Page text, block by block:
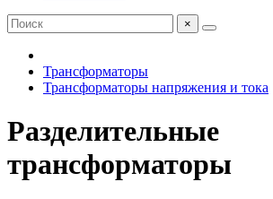
×
Трансформаторы
Трансформаторы напряжения и тока
Разделительные
трансформаторы